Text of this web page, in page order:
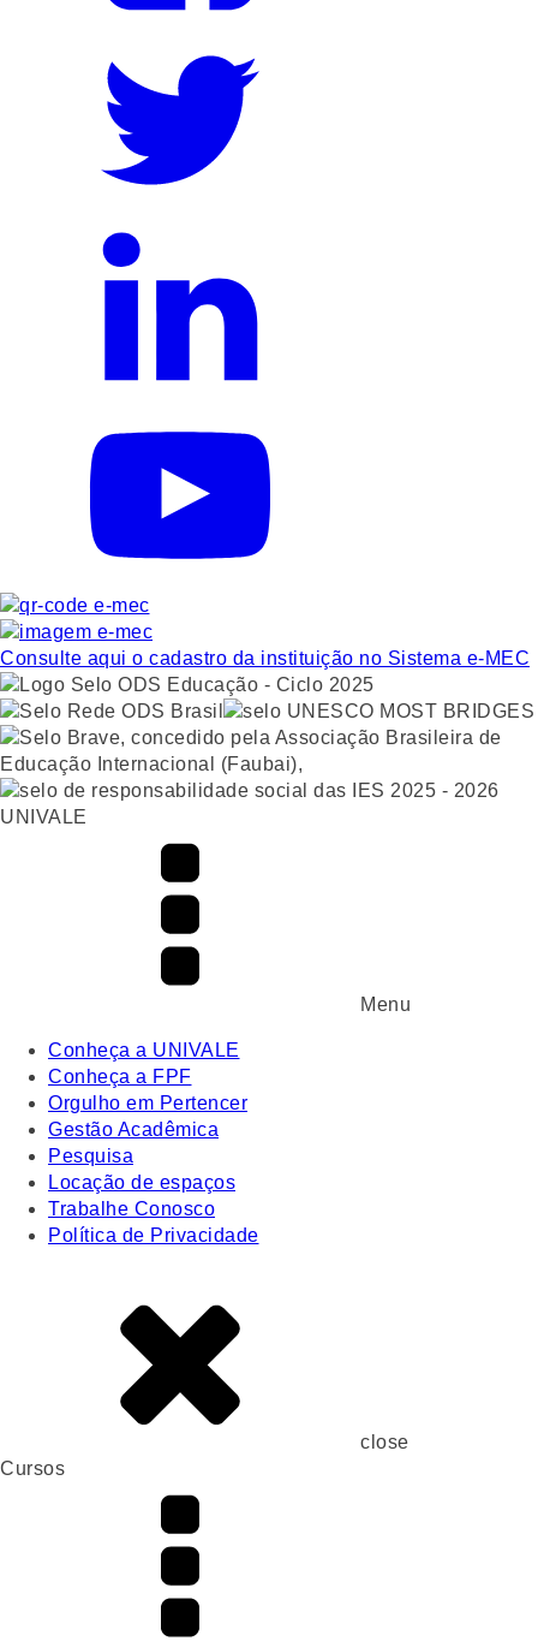
Consulte aqui o cadastro da instituição no Sistema e-MEC
UNIVALE
Menu
Conheça a UNIVALE
Conheça a FPF
Orgulho em Pertencer
Gestão Acadêmica
Pesquisa
Locação de espaços
Trabalhe Conosco
Política de Privacidade
close
Cursos